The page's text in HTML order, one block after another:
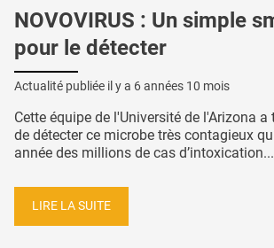
NOVOVIRUS : Un simple
pour le détecter
Actualité publiée il y a 6 années 10 mois
Cette équipe de l'Université de l'Arizona a
de détecter ce microbe très contagieux
année des millions de cas d’intoxication...
LIRE LA SUITE